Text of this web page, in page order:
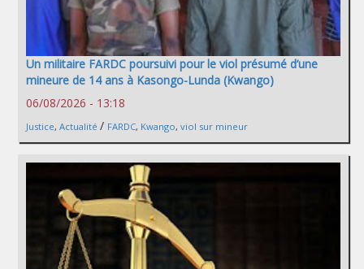
Un militaire FARDC poursuivi pour le viol présumé d’une
mineure de 14 ans à Kasongo-Lunda (Kwango)
06/08/2026 - 13:18
Justice, Actualité / FARDC, Kwango, viol sur mineur